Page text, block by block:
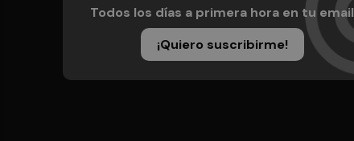
Todos los días a primera hora en tu email
¡Quiero suscribirme!